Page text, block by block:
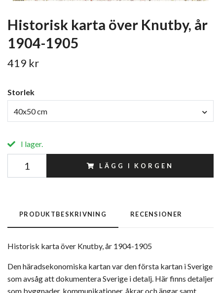
Historisk karta över Knutby, år
1904-1905
419 kr
Storlek
40x50 cm
I lager.
LÄGG I KORGEN
PRODUKTBESKRIVNING RECENSIONER
Historisk karta över Knutby, år 1904-1905
Den häradsekonomiska kartan var den första kartan i Sverige
som avsåg att dokumentera Sverige i detalj. Här finns detaljer
som byggnader, kommunikationer, åkrar och ängar samt